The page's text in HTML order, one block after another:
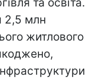
2,5 млн
житлового